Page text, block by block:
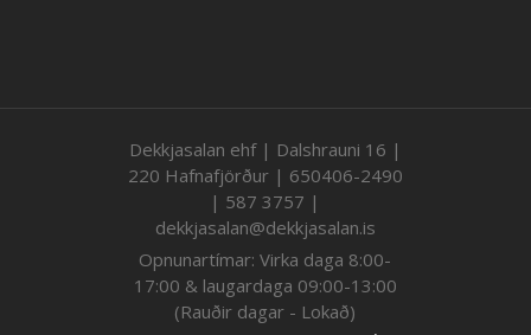
Dekkjasalan ehf | Dalshrauni 16 |
220 Hafnafjörður | 650406-2490
| 587 3757 |
dekkjasalan@dekkjasalan.is
Opnunartímar: Virka daga 8:00-
17:00 & laugardaga 09:00-13:00
(Rauðir dagar - Lokað)